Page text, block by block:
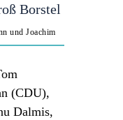
Borstel
und Joachim
(CDU),
Dalmis,